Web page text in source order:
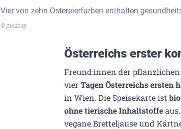
Vier von zehn Ostereierfarben enthalten
© pixabay
Österreichs erster
Freund:innen der pflanzlichen
vierTagen Österreichs ersten
in Wien. Die Speisekarte ist
ohne tierische Inhaltstoffe
vegane Bretteljause und